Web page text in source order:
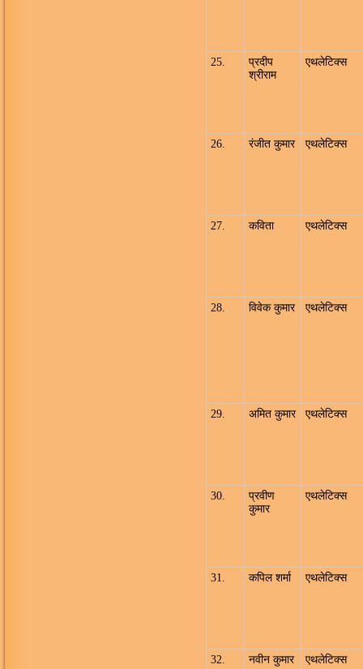
25.
प्रदीप
श्रीराम
एथलेटिक्स
26. रंजीत कुमार एथलेटिक्स
27. कविता एथलेटिक्स
28. विवेक कुमार एथलेटिक्स
29. अमित कुमार एथलेटिक्स
30.
प्रवीण
कुमार
एथलेटिक्स
31. कपिल शर्मा एथलेटिक्स
32. नवीन कुमार एथलेटिक्स